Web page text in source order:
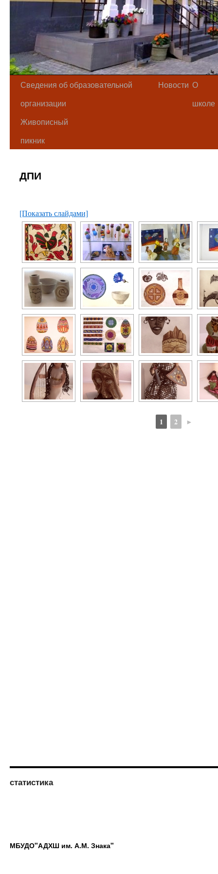
Сведения об образовательной
организации
Новости О
школе
Живописный
пикник
ДПИ
[Показать слайдами]
1 2 ►
статистика
МБУДО"АДХШ им. А.М. Знака"